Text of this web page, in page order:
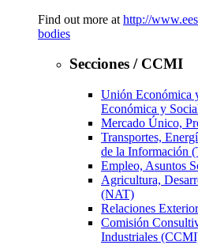
Find out more at http://
bodies
Secciones / CCMI
Unión Económica
Económica y
Mercado Único,
Transportes,
de la Información
Empleo, Asuntos
Agricultura,
(NAT)
Relaciones
Comisión
Industriales